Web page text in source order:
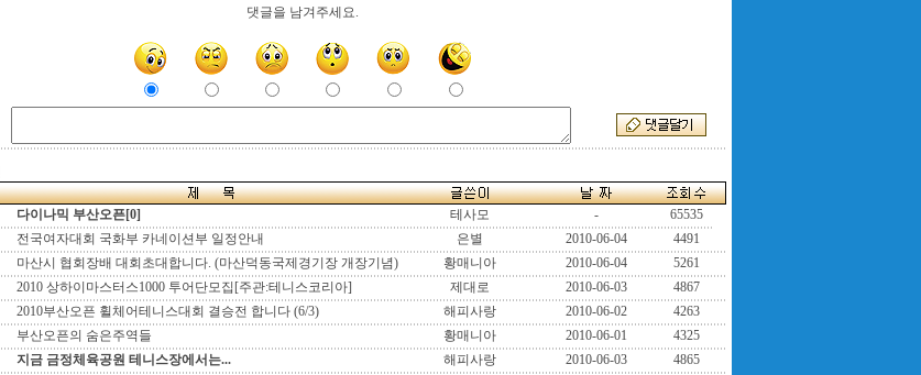
댓글을 남겨주세요.
다이나믹 부산오픈[0] 테사모 -
65535
전국여자대회 국화부 카네이션부 일정안내 은별 2010-06-04
4491
마산시 협회장배 대회초대합니다. (마산덕동국제경기장 개장기념) 황매니아 2010-06-04
5261
2010 상하이마스터스1000 투어단모집[주관:테니스코리아] 제대로 2010-06-03
4867
2010부산오픈 휠체어테니스대회 결승전 합니다 (6/3) 해피사랑 2010-06-02
4263
부산오픈의 숨은주역들 황매니아 2010-06-01
4325
지금 금정체육공원 테니스장에서는... 해피사랑 2010-06-03
4865